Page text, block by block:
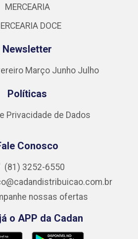
MERCEARIA
DOCE
Newsletter
Março Junho Julho
Políticas
Privacidade de Dados
Conosco
(81) 3252-6550
nossas ofertas
o APP da Cadan